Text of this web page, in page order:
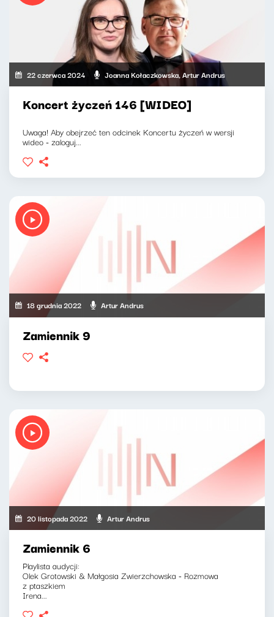
22 czerwca 2024 Joanna Kołaczkowska, Artur Andrus
Koncert życzeń 146 [WIDEO]
Uwaga! Aby obejrzeć ten odcinek Koncertu życzeń w wersji
wideo - zaloguj...
18 grudnia 2022 Artur Andrus
Zamiennik 9
20 listopada 2022 Artur Andrus
Zamiennik 6
Playlista audycji:
Olek Grotowski & Małgosia Zwierzchowska - Rozmowa
z ptaszkiem
Irena...